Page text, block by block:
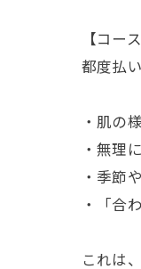
【コー
都度払
・肌の
・無理
・季節
・「合
これは、